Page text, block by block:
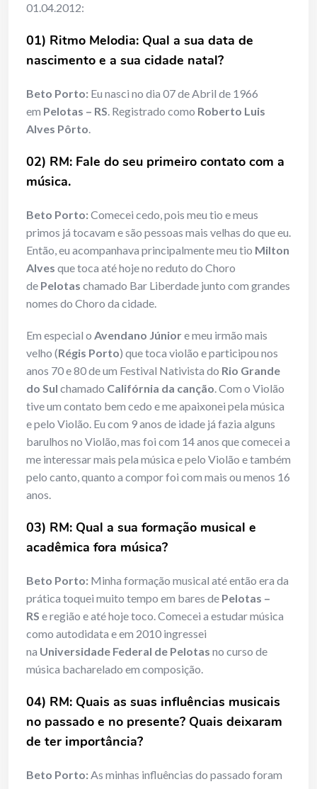
01.04.2012:
01) Ritmo Melodia: Qual a sua data de
nascimento e a sua cidade natal?
Beto Porto: Eu nasci no dia 07 de Abril de 1966
em Pelotas – RS. Registrado como Roberto Luis
Alves Pôrto.
02) RM: Fale do seu primeiro contato com a
música.
Beto Porto:Comecei cedo, pois meu tio e meus
primos já tocavam e são pessoas mais velhas do que eu.
Então, eu acompanhava principalmente meu tio Milton
Alves que toca até hoje no reduto do Choro
de Pelotas chamado Bar Liberdade junto com grandes
nomes do Choro da cidade.
Em especial o Avendano Júniore meu irmão mais
velho (Régis Porto) que toca violão e participou nos
anos 70 e 80 de um Festival Nativista do Rio Grande
do Sul chamado Califórnia da canção. Com o Violão
tive um contato bem cedo e me apaixonei pela música
e pelo Violão. Eu com 9 anos de idade já fazia alguns
barulhos no Violão, mas foi com 14 anos que comecei a
me interessar mais pela música e pelo Violão e também
pelo canto, quanto a compor foi com mais ou menos 16
anos.
03) RM: Qual a sua formação musical e
acadêmica fora música?
Beto Porto: Minha formação musical até então era da
prática toquei muito tempo em bares de Pelotas –
RS e região e até hoje toco. Comecei a estudar música
como autodidata e em 2010 ingressei
na Universidade Federal de Pelotas no curso de
música bacharelado em composição.
04) RM: Quais as suas influências musicais
no passado e no presente? Quais deixaram
de ter importância?
Beto Porto:As minhas influências do passado foram